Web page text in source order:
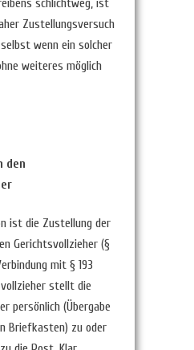
schlichtweg, ist
Zustellungsversuch
wenn ein solcher
weiteres möglich
den
ist die Zustellung der
Gerichtsvollzieher (§
mit § 193
stellt die
persönlich (Übergabe
Briefkasten) zu oder